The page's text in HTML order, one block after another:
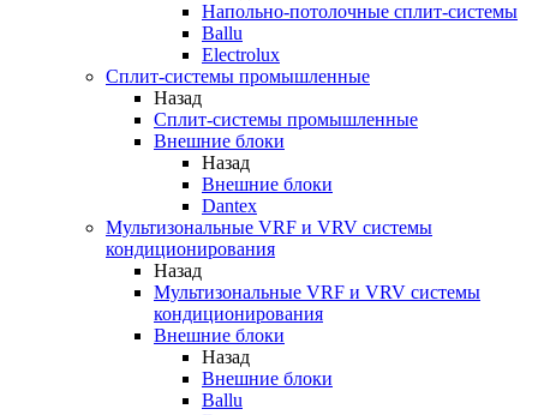
Напольно-потолочные сплит-системы
Ballu
Electrolux
Сплит-системы промышленные
Назад
Сплит-системы промышленные
Внешние блоки
Назад
Внешние блоки
Dantex
Мультизональные VRF и VRV системы
кондиционирования
Назад
Мультизональные VRF и VRV системы
кондиционирования
Внешние блоки
Назад
Внешние блоки
Ballu